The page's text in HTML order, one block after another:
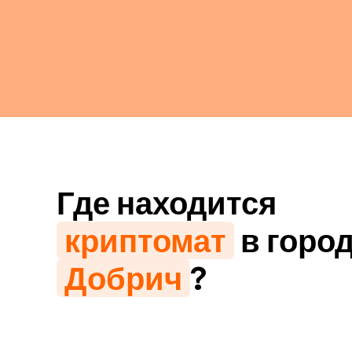
Где находится
криптомат в
Добрич ?